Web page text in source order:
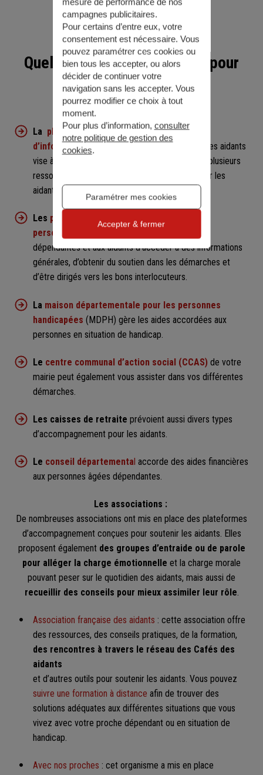
des aides financières.
Quelles sont les ressources pour
les proches aidants ?
Les organismes gouvernementaux :
La plateforme gouvernementale officielle
d’information pour les personnes âgées
et les aidants
vise à simplifier leurs démarches. Elle regroupe plusieurs
ressources pertinentes aux situations vécues par les
aidants.
Les points d’information locaux dédiés aux
personnes âgées
dépendantes et aux aidants d’accéder à des informations
générales, d’obtenir du soutien dans les démarches et
d’être dirigés vers les bons interlocuteurs.
La maison départementale pour les personnes
handicapées (MDPH) gère les aides accordées aux
personnes en situation de handicap.
Le centre communal d’action social (CCAS) de votre
mairie peut également vous assister dans vos différentes
démarches.
Les caisses de retraite prévoient aussi divers types
d’accompagnement pour les aidants.
Le conseil départemental accorde des aides financières
aux personnes âgées dépendantes.
Les associations :
De nombreuses associations ont mis en place des plateformes
d’accompagnement conçues pour soutenir les aidants. Elles
proposent égalementdes groupes d’entraide ou de parole
pour alléger la charge émotionnelle et la charge morale
pouvant peser sur le quotidien des aidants, mais aussi de
recueillir des conseils pour mieux assimiler leur rôle.
Association française des aidants : cette association offre
des ressources, des conseils pratiques, de la formation,
des rencontres à travers le réseau des Cafés des
aidants
et d’autres outils pour soutenir les aidants. Vous pouvez
suivre une formation à distance afin de trouver des
solutions adéquates aux différentes situations que vous
vivez avec votre proche dépendant ou en situation de
handicap.
Avec nos proches : cet organisme a mis en place
campagnes publicitaires.
Pour certains d’entre eux, votre
consentement est nécessaire. Vous
pouvez paramétrer ces cookies ou
bien tous les accepter, ou alors
décider de continuer votre
navigation sans les accepter. Vous
pourrez modifier ce choix à tout
moment.
Pour plus d’information, consulter
notre politique de gestion des
cookies.
Paramétrer mes cookies
Accepter & fermer